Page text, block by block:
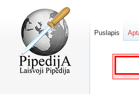
Puslapis